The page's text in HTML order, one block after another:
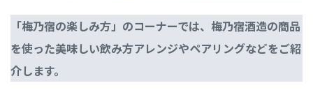
「梅乃宿の楽しみ方」のコーナーでは、梅乃宿酒造の商品
を使った美味しい飲み方アレンジやペアリングなどをご紹
介します。